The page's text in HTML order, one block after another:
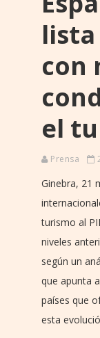
lista
con
el
Prensa
Ginebra, 21
turismo al
niveles
según un
que apunta
países que
esta